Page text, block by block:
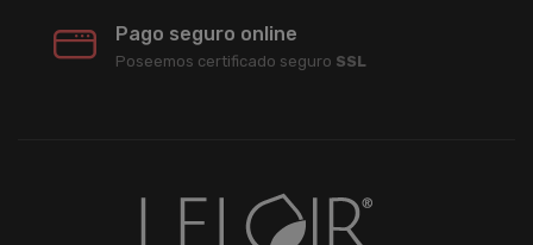
Pago seguro online
Poseemos certificado seguro SSL